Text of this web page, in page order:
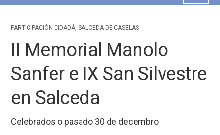
PARTICIPACIÓN CIDADÁ,SALCEDA DE CASELAS
II Memorial Manolo
Sanfer e IX San Silvestre
en Salceda
Celebrados o pasado 30 de decembro